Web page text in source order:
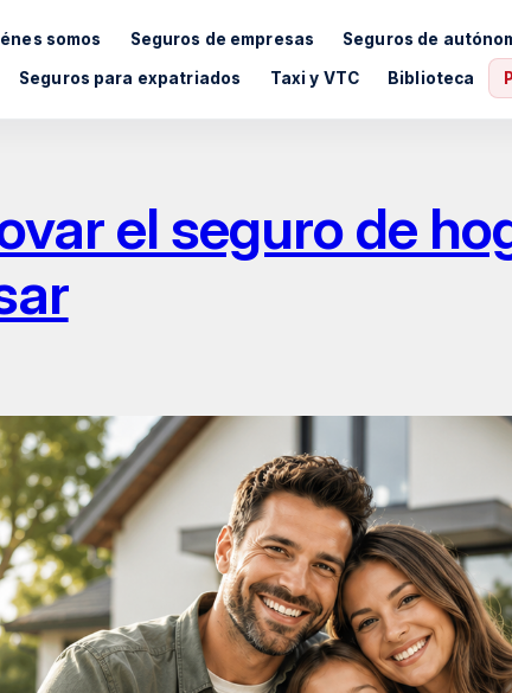
somos Seguros de empresas Seguros de
Seguros para expatriados Taxi y VTC Biblioteca
el seguro de